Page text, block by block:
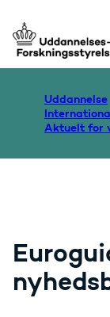
Gå til forsiden
Uddannelse
Aktuelt for